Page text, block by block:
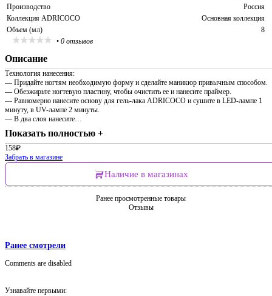
Производство
Россия
Коллекция ADRICOCO
Основная коллекция
Объем (мл)
8
• 0 отзывов
Описание
Технология нанесения:
— Придайте ногтям необходимую форму и сделайте маникюр привычным способом.
— Обезжирьте ногтевую пластину, чтобы очистить ее и нанесите праймер.
— Равномерно нанесите основу для гель-лака ADRICOCO и сушите в LED-лампе 1
минуту, в UV-лампе 2 минуты.
— В два слоя нанесите…
Показать полностью +
158₽
Забрать в магазине
Наличие в магазинах
Ранее просмотренные товары
Отзывы
Ранее смотрели
Comments are disabled
Узнавайте первыми: